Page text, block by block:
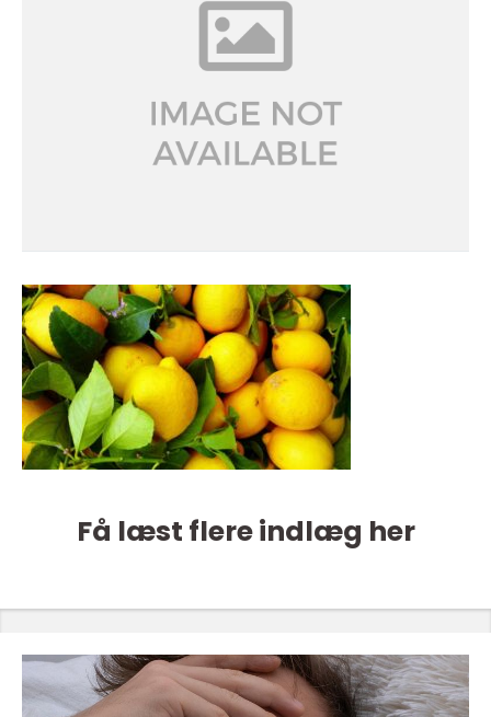
Få læst flere indlæg her